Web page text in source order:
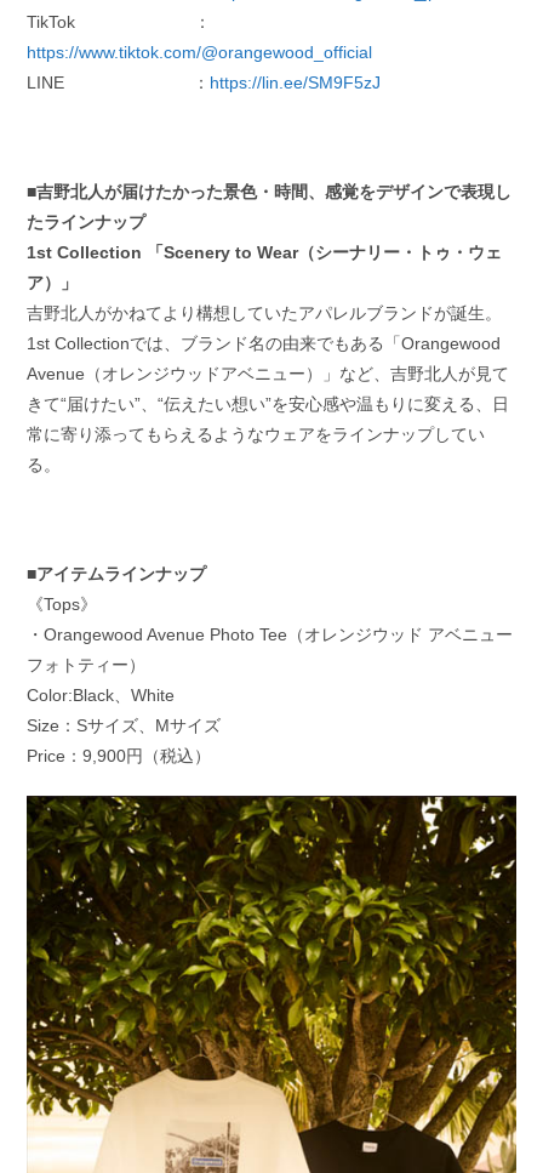
TikTok ：
https://www.tiktok.com/@orangewood_official
LINE ： https://lin.ee/SM9F5zJ
■吉野北人が届けたかった景色・時間、感覚をデザインで表現し
たラインナップ
1st Collection 「Scenery to Wear（シーナリー・トゥ・ウェ
ア）」
吉野北人がかねてより構想していたアパレルブランドが誕生。
1st Collectionでは、ブランド名の由来でもある「Orangewood
Avenue（オレンジウッドアベニュー）」など、吉野北人が見て
きて“届けたい”、“伝えたい想い”を安心感や温もりに変える、日
常に寄り添ってもらえるようなウェアをラインナップしてい
る。
■アイテムラインナップ
《Tops》
・Orangewood Avenue Photo Tee（オレンジウッド アベニュー
フォトティー）
Color:Black、White
Size：Sサイズ、Mサイズ
Price：9,900円（税込）